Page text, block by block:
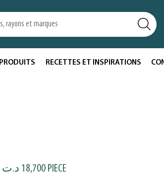
PRODUITS RECETTES ET INSPIRATIONS
18,700 د.ت PIECE